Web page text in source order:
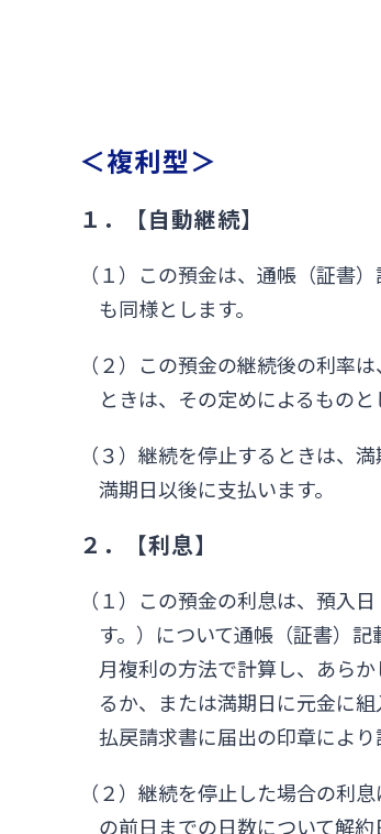
＜複利型＞
１．【自動継続】
（１）この預金は、通帳（証書
も同様とします。
（２）この預金の継続後の利率
ときは、その定めによるものと
（３）継続を停止するときは、
満期日以後に支払います。
２．【利息】
（１）この預金の利息は、預入
す。）について通帳（証書）
月複利の方法で計算し、あら
るか、または満期日に元金に
払戻請求書に届出の印章によ
（２）継続を停止した場合の利
の前日までの日数について解